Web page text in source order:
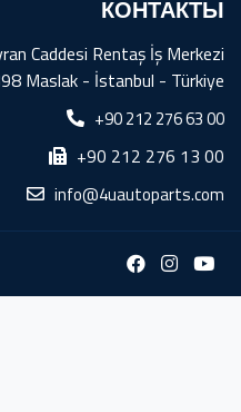
КОНТАКТЫ
Caddesi Rentaş İş Merkezi
Maslak - İstanbul - Türkiye
+90 212 276 63 00
+90 212 276 13 00
info@4uautoparts.com